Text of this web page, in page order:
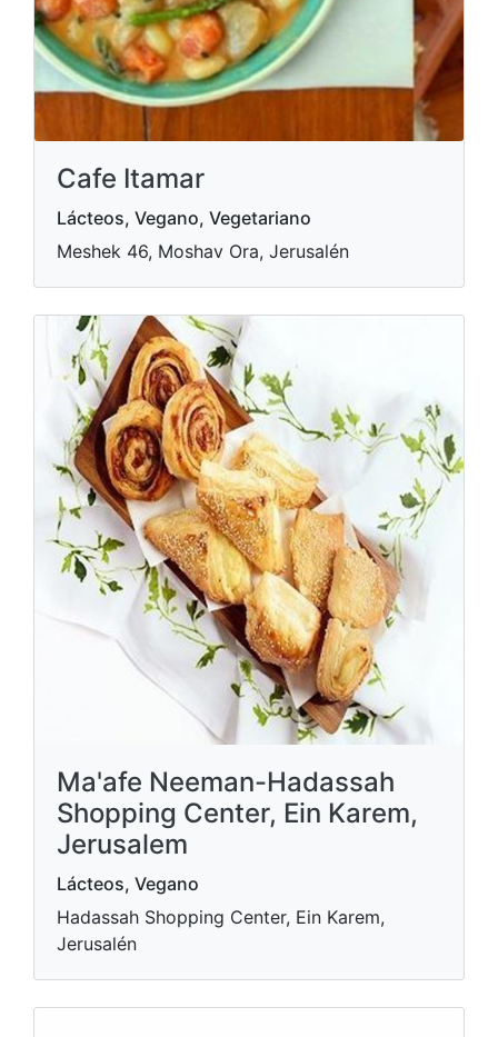
Cafe Itamar
Lácteos, Vegano, Vegetariano
Meshek 46, Moshav Ora, Jerusalén
Ma'afe Neeman-Hadassah
Shopping Center, Ein Karem,
Jerusalem
Lácteos, Vegano
Hadassah Shopping Center, Ein Karem,
Jerusalén